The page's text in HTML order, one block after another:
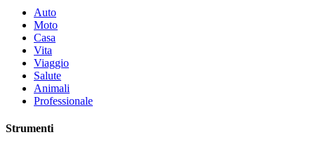
Auto
Moto
Casa
Vita
Viaggio
Salute
Animali
Professionale
Strumenti